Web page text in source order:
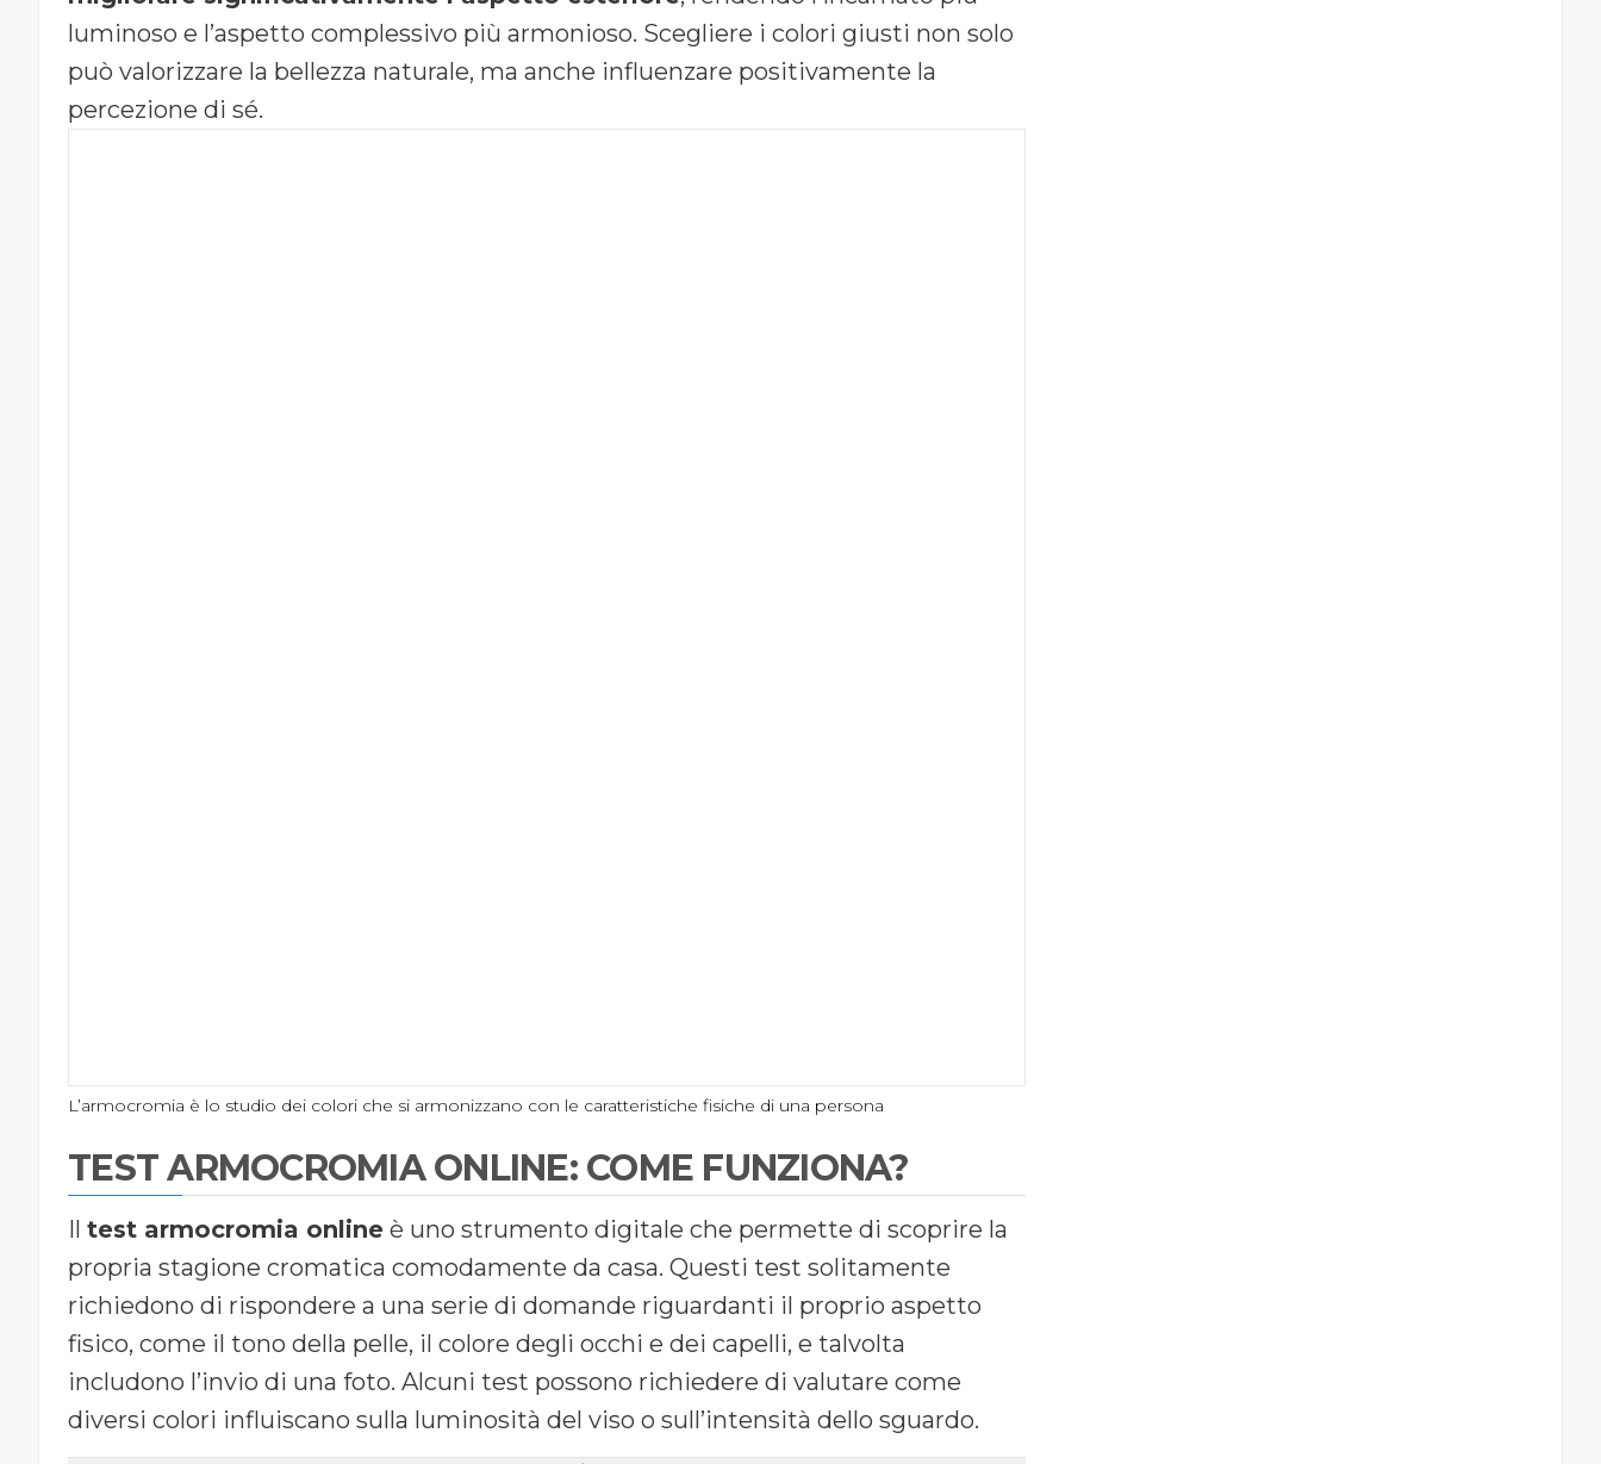
luminoso e l’aspetto complessivo più armonioso. Scegliere i colori giusti non solo
può valorizzare la bellezza naturale, ma anche influenzare positivamente la
percezione di sé.
L’armocromia è lo studio dei colori che si armonizzano con le caratteristiche fisiche di una persona
TEST ARMOCROMIA ONLINE: COME FUNZIONA?
Il test armocromia online è uno strumento digitale che permette di scoprire la
propria stagione cromatica comodamente da casa. Questi test solitamente
richiedono di rispondere a una serie di domande riguardanti il proprio aspetto
fisico, come il tono della pelle, il colore degli occhi e dei capelli, e talvolta
includono l’invio di una foto. Alcuni test possono richiedere di valutare come
diversi colori influiscano sulla luminosità del viso o sull’intensità dello sguardo.